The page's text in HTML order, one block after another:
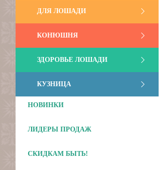
ДЛЯ ЛОШАДИ
КОНЮШНЯ
ЗДОРОВЬЕ ЛОШАДИ
КУЗНИЦА
НОВИНКИ
ЛИДЕРЫ ПРОДАЖ
СКИДКАМ БЫТЬ!